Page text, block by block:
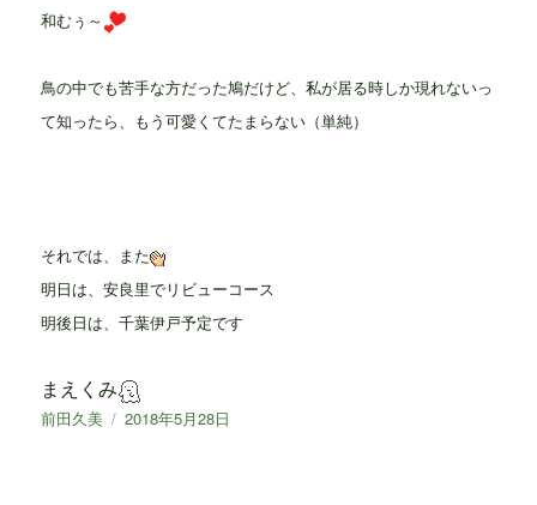
和むぅ～
鳥の中でも苦手な方だった鳩だけど、私が居る時しか現れないっ
て知ったら、もう可愛くてたまらない（単純）
それでは、また
明日は、安良里でリビューコース
明後日は、千葉伊戸予定です
まえくみ
投
前田久美
投
2018年5月28日